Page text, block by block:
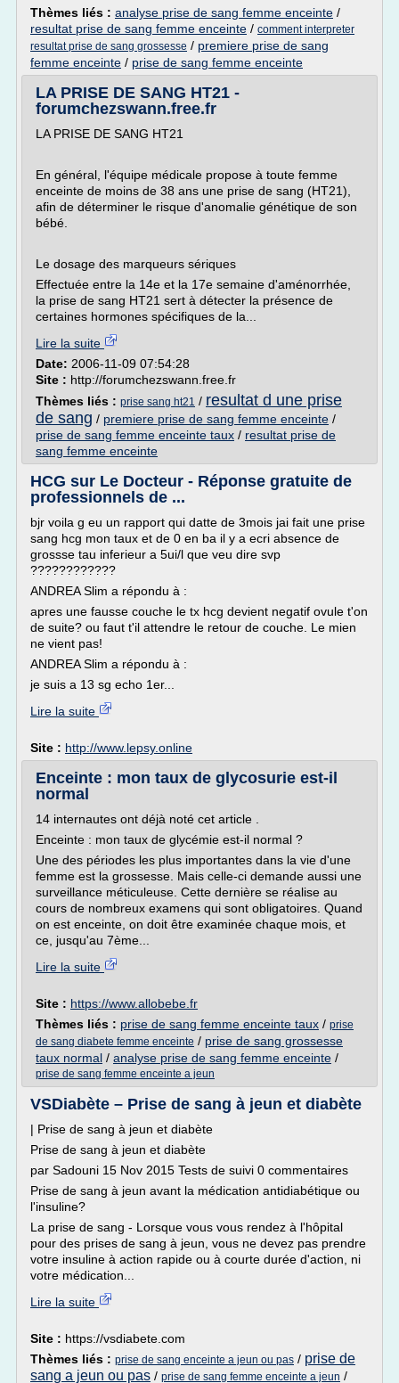
Thèmes liés : analyse prise de sang femme enceinte /
resultat prise de sang femme enceinte / comment interpreter
resultat prise de sang grossesse / premiere prise de sang
femme enceinte / prise de sang femme enceinte
LA PRISE DE SANG HT21 -
forumchezswann.free.fr
LA PRISE DE SANG HT21
En général, l'équipe médicale propose à toute femme
enceinte de moins de 38 ans une prise de sang (HT21),
afin de déterminer le risque d'anomalie génétique de son
bébé.
Le dosage des marqueurs sériques
Effectuée entre la 14e et la 17e semaine d'aménorrhée,
la prise de sang HT21 sert à détecter la présence de
certaines hormones spécifiques de la...
Lire la suite
Date: 2006-11-09 07:54:28
Site : http://forumchezswann.free.fr
Thèmes liés : prise sang ht21 / resultat d une prise
de sang / premiere prise de sang femme enceinte /
prise de sang femme enceinte taux / resultat prise de
sang femme enceinte
HCG sur Le Docteur - Réponse gratuite de
professionnels de ...
bjr voila g eu un rapport qui datte de 3mois jai fait une prise
sang hcg mon taux et de 0 en ba il y a ecri absence de
grossse tau inferieur a 5ui/l que veu dire svp
????????????
ANDREA Slim a répondu à :
apres une fausse couche le tx hcg devient negatif ovule t'on
de suite? ou faut t'il attendre le retour de couche. Le mien
ne vient pas!
ANDREA Slim a répondu à :
je suis a 13 sg echo 1er...
Lire la suite
Site : http://www.lepsy.online
Enceinte : mon taux de glycosurie est-il
normal
14 internautes ont déjà noté cet article .
Enceinte : mon taux de glycémie est-il normal ?
Une des périodes les plus importantes dans la vie d'une
femme est la grossesse. Mais celle-ci demande aussi une
surveillance méticuleuse. Cette dernière se réalise au
cours de nombreux examens qui sont obligatoires. Quand
on est enceinte, on doit être examinée chaque mois, et
ce, jusqu'au 7ème...
Lire la suite
Site : https://www.allobebe.fr
Thèmes liés : prise de sang femme enceinte taux / prise
de sang diabete femme enceinte / prise de sang grossesse
taux normal / analyse prise de sang femme enceinte /
prise de sang femme enceinte a jeun
VSDiabète – Prise de sang à jeun et diabète
| Prise de sang à jeun et diabète
Prise de sang à jeun et diabète
par Sadouni 15 Nov 2015 Tests de suivi 0 commentaires
Prise de sang à jeun avant la médication antidiabétique ou
l'insuline?
La prise de sang - Lorsque vous vous rendez à l'hôpital
pour des prises de sang à jeun, vous ne devez pas prendre
votre insuline à action rapide ou à courte durée d'action, ni
votre médication...
Lire la suite
Site : https://vsdiabete.com
Thèmes liés : prise de sang enceinte a jeun ou pas / prise de
sang a jeun ou pas / prise de sang femme enceinte a jeun /